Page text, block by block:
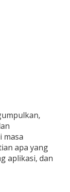
masa
apa yang
aplikasi, dan